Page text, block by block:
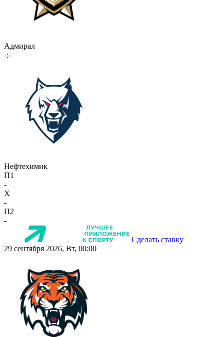
Адмирал
-:-
Нефтехимик
П1
-
X
-
П2
-
Сделать ставку
29 сентября 2026, Вт, 00:00